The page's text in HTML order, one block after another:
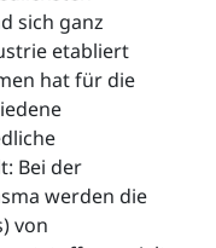
sich ganz
etabliert
hat für die
Bei der
werden die
von